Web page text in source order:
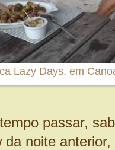
Lazy Days, em
passar,
da noite